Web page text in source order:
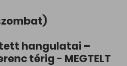
hangulatai –
térig - MEGTELT